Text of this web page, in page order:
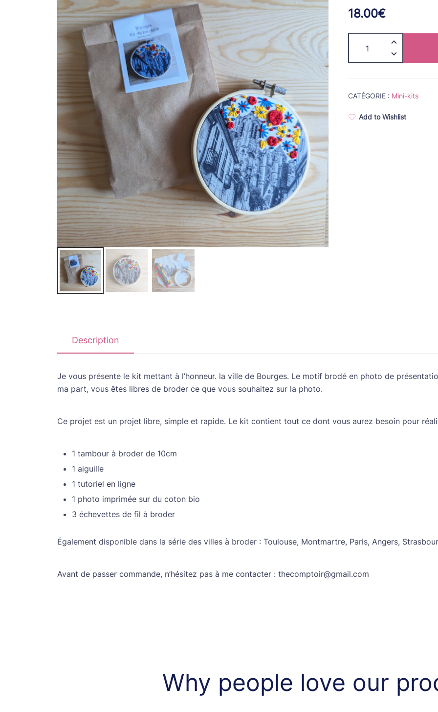
18.00€
quantité
Bourges
-
mini
CATÉGORIE : Mini-kits
Add to Wishlist
Description
Je vous présente le kit mettant à l’honneur. la ville de Bourges. Le motif brodé en photo de
ma part, vous êtes libres de broder ce que vous souhaitez sur la photo.
Ce projet est un projet libre, simple et rapide. Le kit contient tout ce dont vous aurez besoin pour
1 tambour à broder de 10cm
1 aiguille
1 tutoriel en ligne
1 photo imprimée sur du coton bio
3 échevettes de fil à broder
Également disponible dans la série des villes à broder : Toulouse, Montmartre, Paris, Angers,
Avant de passer commande, n’hésitez pas à me contacter : thecomptoir@gmail.com
Why people love our